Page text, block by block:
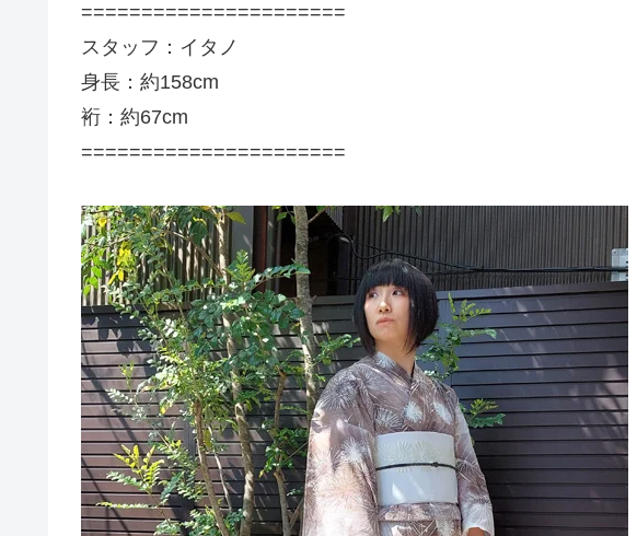
======================
スタッフ：イタノ
身長：約158cm
裄：約67cm
======================